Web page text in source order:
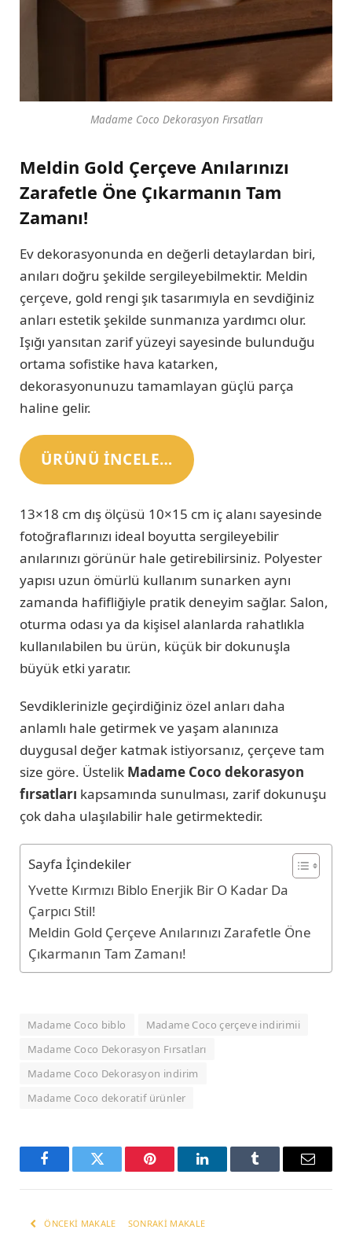
Madame Coco Dekorasyon Fırsatları
Meldin Gold Çerçeve Anılarınızı
Zarafetle Öne Çıkarmanın Tam
Zamanı!
Ev dekorasyonunda en değerli detaylardan biri,
anıları doğru şekilde sergileyebilmektir. Meldin
çerçeve, gold rengi şık tasarımıyla en sevdiğiniz
anları estetik şekilde sunmanıza yardımcı olur.
Işığı yansıtan zarif yüzeyi sayesinde bulunduğu
ortama sofistike hava katarken,
dekorasyonunuzu tamamlayan güçlü parça
haline gelir.
ÜRÜNÜ INCELE…
13×18 cm dış ölçüsü 10×15 cm iç alanı sayesinde
fotoğraflarınızı ideal boyutta sergileyebilir
anılarınızı görünür hale getirebilirsiniz. Polyester
yapısı uzun ömürlü kullanım sunarken aynı
zamanda hafifliğiyle pratik deneyim sağlar. Salon,
oturma odası ya da kişisel alanlarda rahatlıkla
kullanılabilen bu ürün, küçük bir dokunuşla
büyük etki yaratır.
Sevdiklerinizle geçirdiğiniz özel anları daha
anlamlı hale getirmek ve yaşam alanınıza
duygusal değer katmak istiyorsanız, çerçeve tam
size göre. Üstelik Madame Coco dekorasyon
fırsatları kapsamında sunulması, zarif dokunuşu
çok daha ulaşılabilir hale getirmektedir.
Sayfa İçindekiler
Yvette Kırmızı Biblo Enerjik Bir O Kadar Da
Çarpıcı Stil!
Meldin Gold Çerçeve Anılarınızı Zarafetle Öne
Çıkarmanın Tam Zamanı!
Madame Coco biblo
Madame Coco çerçeve indirimii
Madame Coco Dekorasyon Fırsatları
Madame Coco Dekorasyon indirim
Madame Coco dekoratif ürünler
FacebookTwitter Pinterest LinkedInTumblr Email
ÖNCEKI MAKALE SONRAKI MAKALE